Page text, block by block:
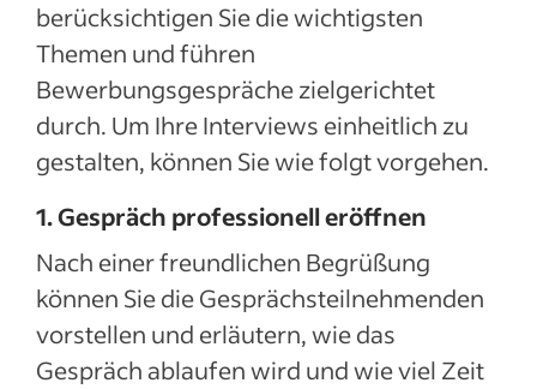
berücksichtigen Sie die wichtigsten
Themen und führen
Bewerbungsgespräche zielgerichtet
durch. Um Ihre Interviews einheitlich zu
gestalten, können Sie wie folgt vorgehen.
1. Gespräch professionell eröffnen
Nach einer freundlichen Begrüßung
können Sie die Gesprächsteilnehmenden
vorstellen und erläutern, wie das
Gespräch ablaufen wird und wie viel Zeit